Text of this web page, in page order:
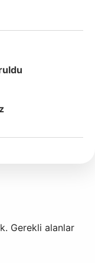
Gerekli alanlar